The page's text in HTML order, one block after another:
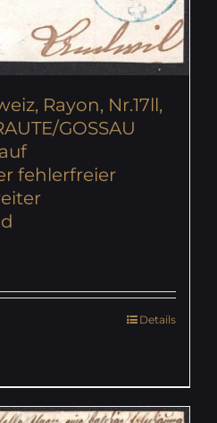
Rayon, Nr.17ll,
GOSSAU
fehlerfreier
Details